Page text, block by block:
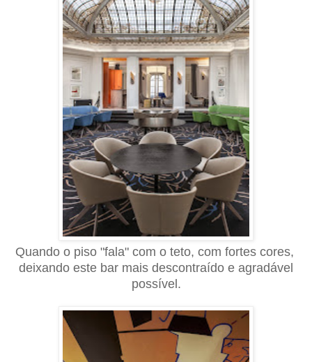
Quando o piso "fala" com o teto, com fortes cores,
deixando este bar mais descontraído e agradável
possível.